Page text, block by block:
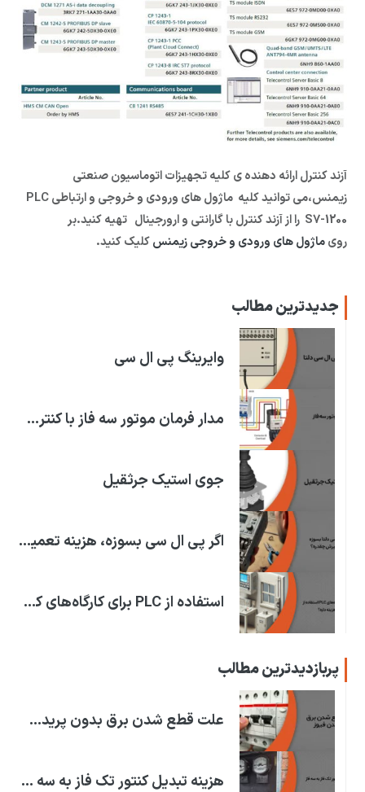
آزند کنترل ارائه دهنده ی کلیه تجهیزات اتوماسیون صنعتی
زیمنس،می توانید کلیه ماژول های ورودی و خروجی و ارتباطی PLC
S7-1200 را از آزند کنترل با گارانتی و ارورجینال تهیه کنید.بر
رویماژول های ورودی و خروجی زیمنسکلیک کنید.
جدیدترین مطالب
وایرینگ پی ال سی
مدار فرمان موتور سه فاز با کنترل فاز
جوی استیک جرثقیل
اگر پی ال سی بسوزه، هزینه تعمیرش چقدره؟
استفاده از PLC برای کارگاه‌های کوچک چقدر هزینه داره؟
پربازدیدترین مطالب
علت قطع شدن برق بدون پریدن فیوز چیست؟ | علت قطعی برق!
هزینه تبدیل کنتور تک فاز به سه فاز | در استان های ایران